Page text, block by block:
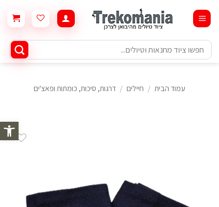
פתח
content
חיפוש
עבור:
עמוד הבית / חיילים / דרגות, סיכות, כומתות ופאצ'ים